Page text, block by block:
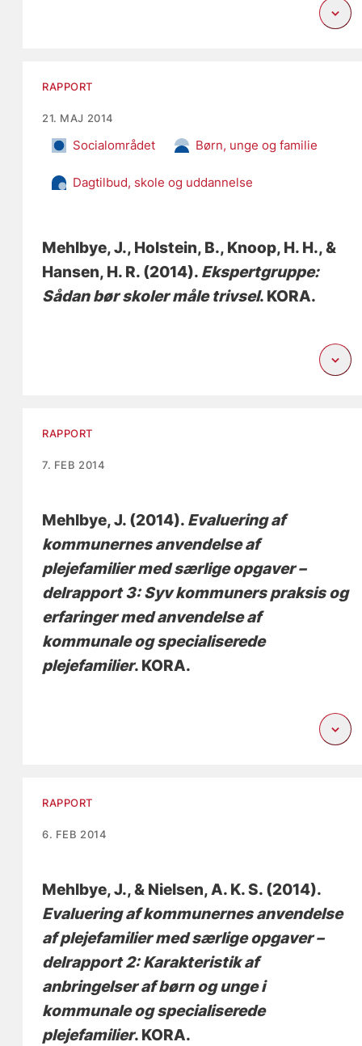
RAPPORT
21. MAJ 2014
Socialområdet Børn, unge og familie
Dagtilbud, skole og uddannelse
Mehlbye, J., Holstein, B., Knoop, H. H., &
Hansen, H. R. (2014). Ekspertgruppe:
Sådan bør skoler måle trivsel. KORA.
RAPPORT
7. FEB 2014
Mehlbye, J. (2014). Evaluering af
kommunernes anvendelse af
plejefamilier med særlige opgaver –
delrapport 3: Syv kommuners praksis og
erfaringer med anvendelse af
kommunale og specialiserede
plejefamilier. KORA.
RAPPORT
6. FEB 2014
Mehlbye, J., & Nielsen, A. K. S. (2014).
Evaluering af kommunernes anvendelse
af plejefamilier med særlige opgaver –
delrapport 2: Karakteristik af
anbringelser af børn og unge i
kommunale og specialiserede
plejefamilier. KORA.